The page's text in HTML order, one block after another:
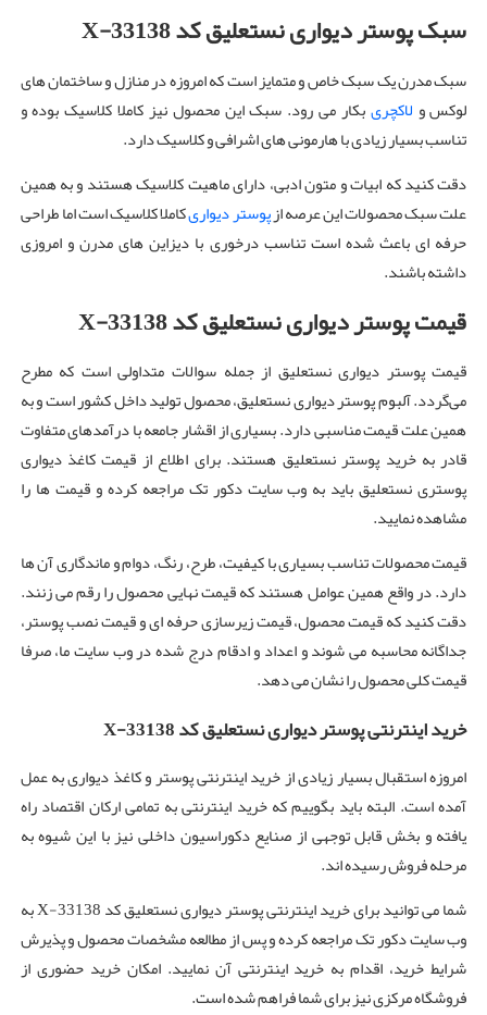
سبک پوستر دیواری نستعلیق کد X-33138
سبک مدرن یک سبک خاص و متمایز است که امروزه در منازل و ساختمان های
لوکس و لاکچریبکار می رود. سبک این محصول نیز کاملا کلاسیک بوده و
تناسب بسیار زیادی با هارمونی های اشرافی و کلاسیک دارد.
دقت کنید که ابیات و متون ادبی، دارای ماهیت کلاسیک هستند و به همین
علت سبک محصولات این عرصه ازپوستر دیواریکاملا کلاسیک است اما طراحی
حرفه ای باعث شده است تناسب درخوری با دیزاین های مدرن و امروزی
داشته باشند.
قیمت پوستر دیواری نستعلیق کد X-33138
قیمت پوستر دیواری نستعلیق از جمله سوالات متداولی است که مطرح
می‌گردد. آلبوم پوستر دیواری نستعلیق، محصول تولید داخل کشور است و به
همین علت قیمت مناسبی دارد. بسیاری از اقشار جامعه با درآمدهای متفاوت
قادر به خرید پوستر نستعلیق هستند. برای اطلاع از قیمت کاغذ دیواری
پوستری نستعلیق باید به وب سایت دکور تک مراجعه کرده و قیمت ها را
مشاهده نمایید.
قیمت محصولات تناسب بسیاری با کیفیت، طرح، رنگ، دوام و ماندگاری آن ها
دارد. در واقع همین عوامل هستند که قیمت نهایی محصول را رقم می زنند.
دقت کنید که قیمت محصول، قیمت زیرسازی حرفه ای و قیمت نصب پوستر،
جداگانه محاسبه می شوند و اعداد و ادقام درج شده در وب سایت ما، صرفا
قیمت کلی محصول را نشان می دهد.
خرید اینترنتی پوستر دیواری نستعلیق کد X-33138
امروزه استقبال بسیار زیادی از خرید اینترنتی پوستر و کاغذ دیواری به عمل
آمده است. البته باید بگوییم که خرید اینترنتی به تمامی ارکان اقتصاد راه
یافته و بخش قابل توجهی از صنایع دکوراسیون داخلی نیز با این شیوه به
مرحله فروش رسیده اند.
شما می توانید برای خرید اینترنتی پوستر دیواری نستعلیق کد X-33138 به
وب سایت دکور تک مراجعه کرده و پس از مطالعه مشخصات محصول و پذیرش
شرایط خرید، اقدام به خرید اینترنتی آن نمایید. امکان خرید حضوری از
فروشگاه مرکزی نیز برای شما فراهم شده است.